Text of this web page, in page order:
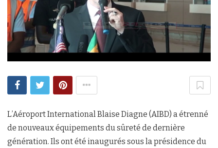
L’Aéroport International Blaise Diagne (AIBD) a étrenné
de nouveaux équipements du sûreté de dernière
génération. Ils ont été inaugurés sous la présidence du